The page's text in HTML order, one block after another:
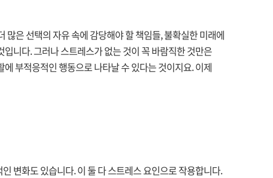
은 선택의 자유 속에 감당해야 할 책임들, 불확실한 미래에
니다. 그러나 스트레스가 없는 것이 꼭 바람직한 것만은
부적응적인 행동으로 나타날 수 있다는 것이지요. 이제
변화도 있습니다. 이 둘 다 스트레스 요인으로 작용합니다.